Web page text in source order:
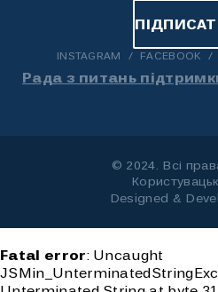
INSTAGRAM FACEBOOK
Рада з питань
© 2024. Всі
Designed &
Fatal error: Uncaught